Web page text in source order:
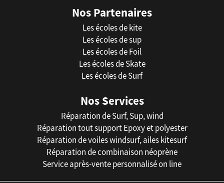
Nos Partenaires
Les écoles de kite
Les écoles de sup
Les écoles de Foil
Les écoles de Skate
Les écoles de Surf
Nos Services
Réparation de Surf, Sup, wind
Réparation tout support Epoxy et polyester
Réparation de voiles windsurf, ailes kitesurf
Réparation de combinaison néoprène
Service après-vente personnalisé on line